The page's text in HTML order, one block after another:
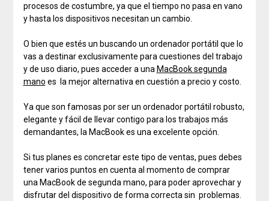
procesos de costumbre, ya que el tiempo no pasa en vano
y hasta los dispositivos necesitan un cambio.
O bien que estés un buscando un ordenador portátil que lo
vas a destinar exclusivamente para cuestiones del trabajo
y de uso diario, pues acceder a una MacBook segunda
mano es la mejor alternativa en cuestión a precio y costo.
Ya que son famosas por ser un ordenador portátil robusto,
elegante y fácil de llevar contigo para los trabajos más
demandantes, la MacBook es una excelente opción.
Si tus planes es concretar este tipo de ventas, pues debes
tener varios puntos en cuenta al momento de comprar
una MacBook de segunda mano, para poder aprovechar y
disfrutar del dispositivo de forma correcta sin problemas.